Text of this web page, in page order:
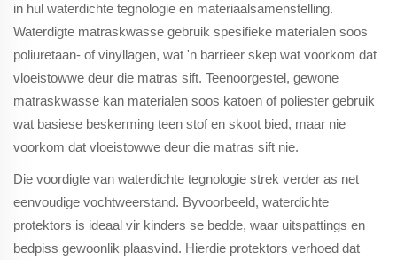
in hul waterdichte tegnologie en materiaalsamenstelling.
Waterdigte matraskwasse gebruik spesifieke materialen soos
poliuretaan- of vinyllagen, wat 'n barrieer skep wat voorkom dat
vloeistowwe deur die matras sift. Teenoorgestel, gewone
matraskwasse kan materialen soos katoen of poliester gebruik
wat basiese beskerming teen stof en skoot bied, maar nie
voorkom dat vloeistowwe deur die matras sift nie.
Die voordigte van waterdichte tegnologie strek verder as net
eenvoudige vochtweerstand. Byvoorbeeld, waterdichte
protektors is ideaal vir kinders se bedde, waar uitspattings en
bedpiss gewoonlik plaasvind. Hierdie protektors verhoed dat